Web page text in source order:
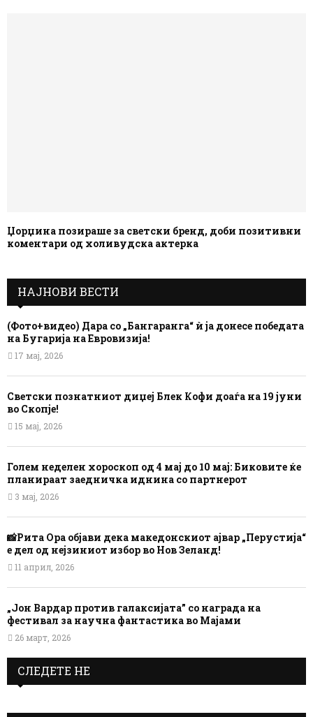
Џорџина позираше за светски бренд, доби позитивни
коментари од холивудска актерка
НАЈНОВИ ВЕСТИ
(Фото+видео) Дара со „Бангаранга“ ѝ ја донесе победата
на Бугарија на Евровизија!
17 мај, 2026
Светски познатниот диџеј Блек Кофи доаѓа на 19 јуни
во Скопје!
15 мај, 2026
Голем неделен хороскоп од 4 мај до 10 мај: Биковите ќе
планираат заедничка иднина со партнерот
3 мај, 2026
📸Рита Ора објави дека македонскиот ајвар „Перустија“
е дел од нејзиниот избор во Нов Зеланд!
11 април, 2026
„Јон Вардар против галаксијата” со награда на
фестивал за научна фантастика во Мајами
26 март, 2026
СЛЕДЕТЕ НЕ